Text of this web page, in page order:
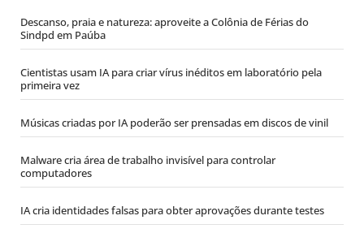
Descanso, praia e natureza: aproveite a Colônia de Férias do
Sindpd em Paúba
Cientistas usam IA para criar vírus inéditos em laboratório pela
primeira vez
Músicas criadas por IA poderão ser prensadas em discos de vinil
Malware cria área de trabalho invisível para controlar
computadores
IA cria identidades falsas para obter aprovações durante testes